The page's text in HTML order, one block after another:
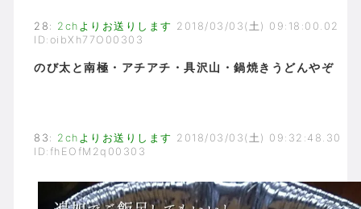
28 : 2chよりお送りします 2018/03/03(土) 09:18:00.02
ID:oibXh77O00303
のび太と南極・アチアチ・具沢山・鍋焼きうどんやぞ
83 : 2chよりお送りします 2018/03/03(土) 09:32:48.30
ID:fhEOfM2q00303